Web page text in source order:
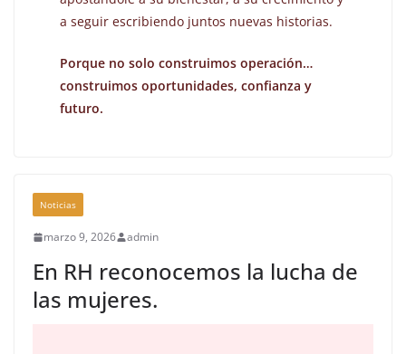
a seguir escribiendo juntos nuevas historias.
Porque no solo construimos operación…
construimos oportunidades, confianza y
futuro.
Noticias
marzo 9, 2026 admin
En RH reconocemos la lucha de
las mujeres.